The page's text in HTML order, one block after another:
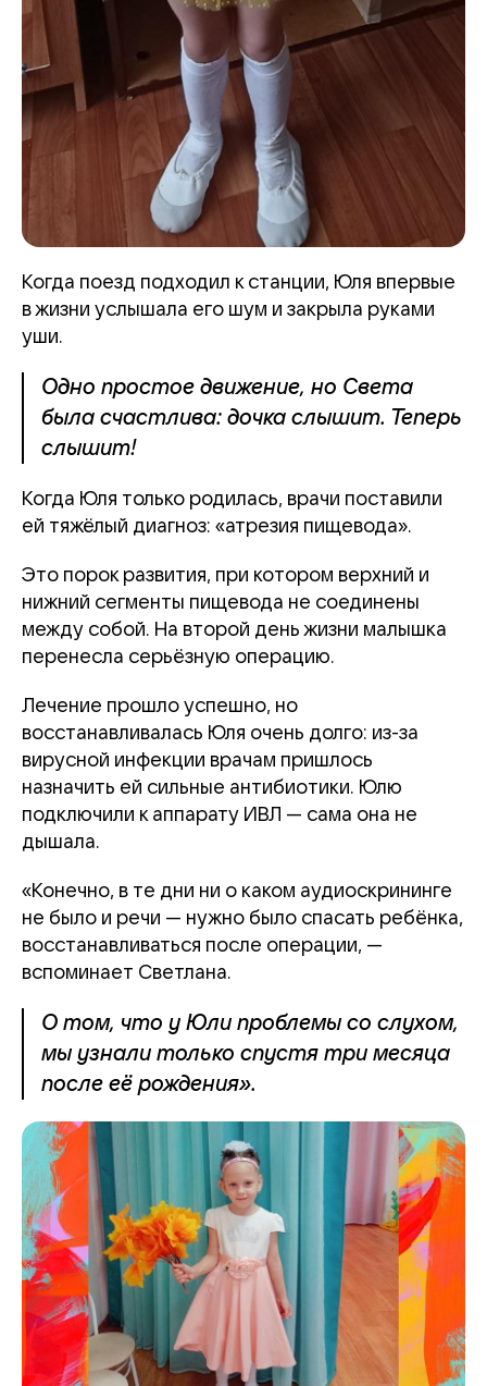
Когда поезд подходил к станции, Юля впервые
в жизни услышала его шум и закрыла руками
уши.
Одно простое движение, но Света
была счастлива: дочка слышит. Теперь
слышит!
Когда Юля только родилась, врачи поставили
ей тяжёлый диагноз: «атрезия пищевода».
Это порок развития, при котором верхний и
нижний сегменты пищевода не соединены
между собой. На второй день жизни малышка
перенесла серьёзную операцию.
Лечение прошло успешно, но
восстанавливалась Юля очень долго: из-за
вирусной инфекции врачам пришлось
назначить ей сильные антибиотики. Юлю
подключили к аппарату ИВЛ — сама она не
дышала.
«Конечно, в те дни ни о каком аудиоскрининге
не было и речи — нужно было спасать ребёнка,
восстанавливаться после операции, —
вспоминает Светлана.
О том, что у Юли проблемы со слухом,
мы узнали только спустя три месяца
после её рождения».